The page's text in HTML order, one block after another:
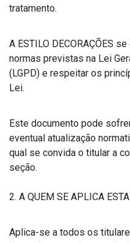
tratamento.
A ESTILO DECORAÇÕES
normas previstas na Lei
(LGPD) e respeitar os
Lei.
Este documento pode
eventual atualização
qual se convida o titular a
seção.
2. A QUEM SE APLICA
Aplica-se a todos os